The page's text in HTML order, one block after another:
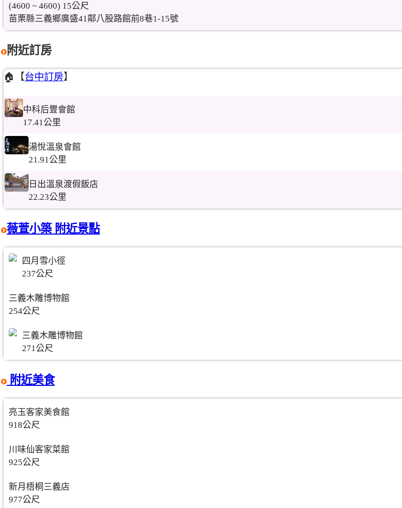
(4600 ~ 4600) 15公尺
苗栗縣三義鄉廣盛41鄰八股路館前8巷1-15號
附近訂房
🏠【台中訂房】
中科后豐會館
17.41公里
湯悅溫泉會館
21.91公里
日出溫泉渡假飯店
22.23公里
薇萱小築 附近景點
四月雪小徑
237公尺
三義木雕博物館
254公尺
三義木雕博物館
271公尺
附近美食
亮玉客家美食館
918公尺
川味仙客家菜館
925公尺
新月梧桐三義店
977公尺